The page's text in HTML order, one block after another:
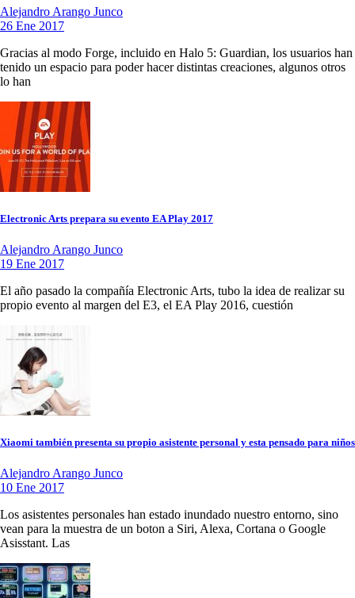
Alejandro Arango Junco
26 Ene 2017
Gracias al modo Forge, incluido en Halo 5: Guardian, los usuarios han
tenido un espacio para poder hacer distintas creaciones, algunos otros
lo han
Electronic Arts prepara su evento EA Play 2017
Alejandro Arango Junco
19 Ene 2017
El año pasado la compañía Electronic Arts, tubo la idea de realizar su
propio evento al margen del E3, el EA Play 2016, cuestión
Xiaomi también presenta su propio asistente personal y esta pensado para niños
Alejandro Arango Junco
10 Ene 2017
Los asistentes personales han estado inundado nuestro entorno, sino
vean para la muestra de un boton a Siri, Alexa, Cortana o Google
Asisstant. Las